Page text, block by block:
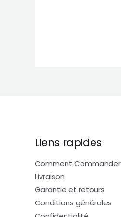
Liens rapides
Comment Commander
Livraison
Garantie et retours
Conditions générales